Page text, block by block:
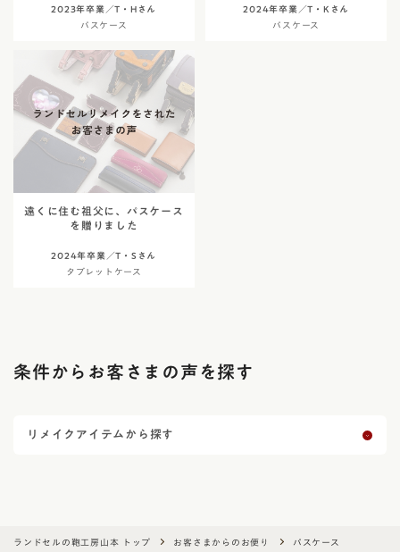
2023年卒業／T・Hさん
パスケース
2024年卒業／T・Kさん
パスケース
遠くに住む祖父に、パスケース
を贈りました
2024年卒業／T・Sさん
タブレットケース
条件からお客さまの声を探す
リメイクアイテムから探す
ランドセルの鞄工房山本 トップ お客さまからのお便り パスケース